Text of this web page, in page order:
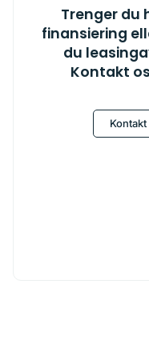
Trenger du
finansiering
du
Kontakt
Kontakt